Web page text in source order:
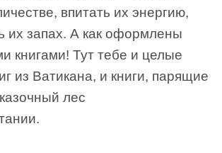
впитать их энергию,
их запах. А как оформлены
книгами! Тут тебе и целые
из Ватикана, и книги, парящие
лес